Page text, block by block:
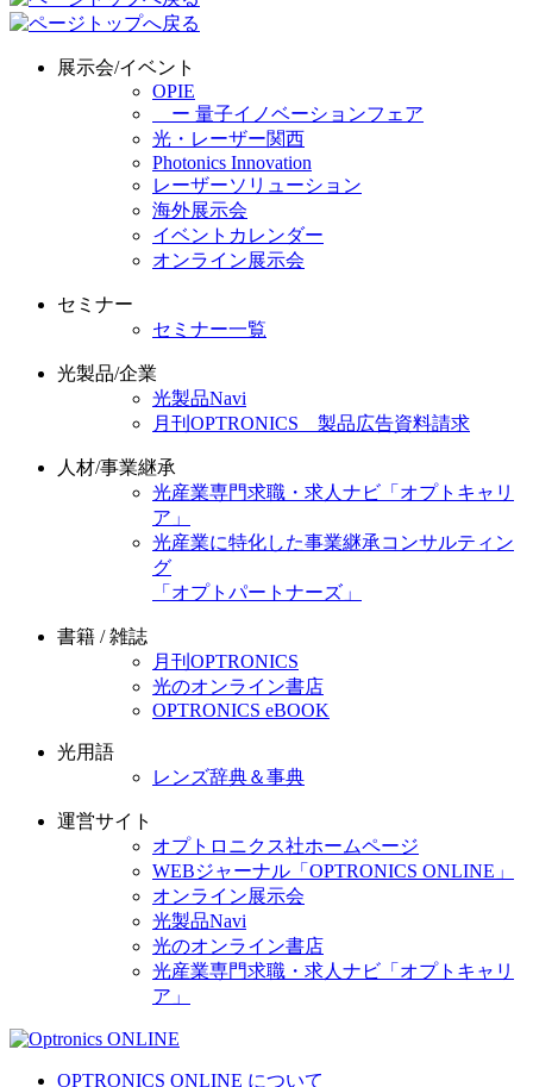
展示会/イベント
OPIE
ー 量子イノベーションフェア
光・レーザー関西
Photonics Innovation
レーザーソリューション
海外展示会
イベントカレンダー
オンライン展示会
セミナー
セミナー一覧
光製品/企業
光製品Navi
月刊OPTRONICS 製品広告資料請求
人材/事業継承
光産業専門求職・求人ナビ「オプトキャリ
ア」
光産業に特化した事業継承コンサルティン
グ
「オプトパートナーズ」
書籍 / 雑誌
月刊OPTRONICS
光のオンライン書店
OPTRONICS eBOOK
光用語
レンズ辞典＆事典
運営サイト
オプトロニクス社ホームページ
WEBジャーナル「OPTRONICS ONLINE」
オンライン展示会
光製品Navi
光のオンライン書店
光産業専門求職・求人ナビ「オプトキャリ
ア」
OPTRONICS ONLINE について